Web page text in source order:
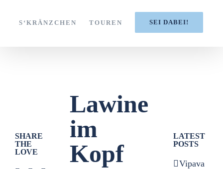
S‘KRÄNZCHEN TOUREN SEI DABEI!
Lawine
im
Kopf
SHARE
THE
LOVE
LATEST
POSTS
Vipava